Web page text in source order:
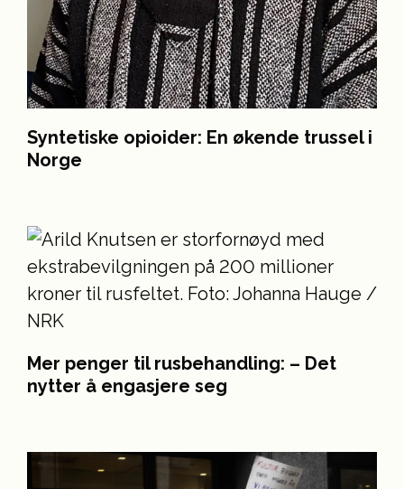
Syntetiske opioider: En økende trussel i
Norge
Mer penger til rusbehandling: – Det
nytter å engasjere seg